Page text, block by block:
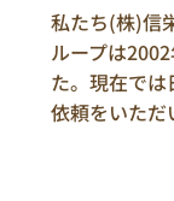
私たち(株)信
ループは
た。現在で
依頼をいただ